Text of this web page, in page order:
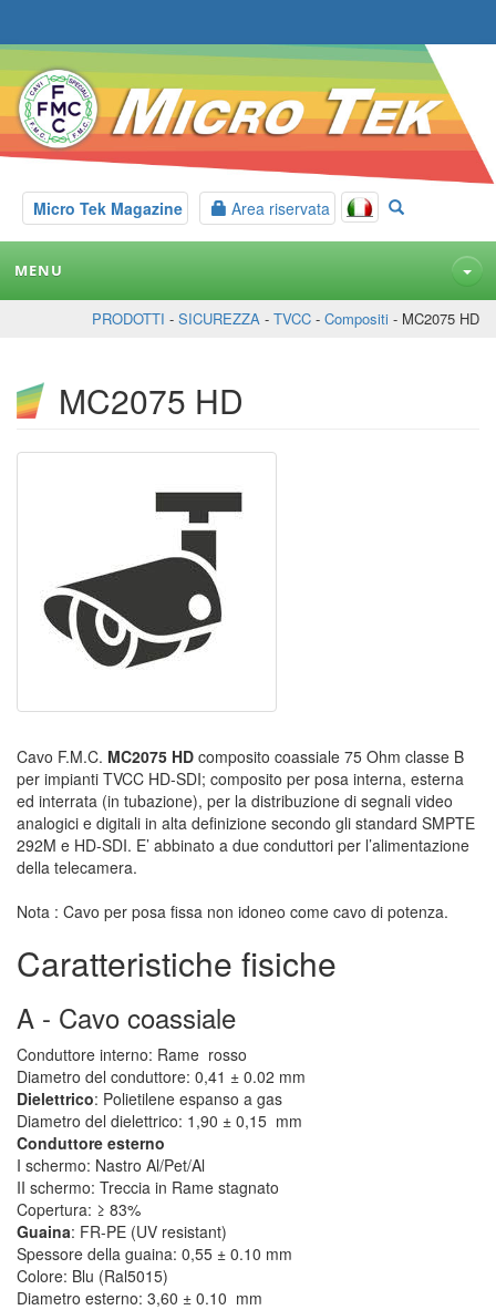
Micro Tek Magazine Area riservata
MENU
PRODOTTI - SICUREZZA - TVCC - Compositi - MC2075 HD
MC2075 HD
Cavo F.M.C. MC2075 HD composito coassiale 75 Ohm classe B
per impianti TVCC HD-SDI; composito per posa interna, esterna
ed interrata (in tubazione), per la distribuzione di segnali video
analogici e digitali in alta definizione secondo gli standard SMPTE
292M e HD-SDI. E’ abbinato a due conduttori per l’alimentazione
della telecamera.
Nota : Cavo per posa fissa non idoneo come cavo di potenza.
Caratteristiche fisiche
A - Cavo coassiale
Conduttore interno: Rame rosso
Diametro del conduttore: 0,41 ± 0.02 mm
Dielettrico: Polietilene espanso a gas
Diametro del dielettrico: 1,90 ± 0,15 mm
Conduttore esterno
I schermo: Nastro Al/Pet/Al
II schermo: Treccia in Rame stagnato
Copertura: ≥ 83%
Guaina: FR-PE (UV resistant)
Spessore della guaina: 0,55 ± 0.10 mm
Colore: Blu (Ral5015)
Diametro esterno: 3,60 ± 0.10 mm